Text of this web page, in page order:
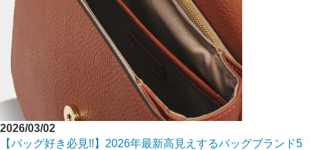
2026/03/02
【バッグ好き必見!!】2026年最新高見えするバッグブランド5